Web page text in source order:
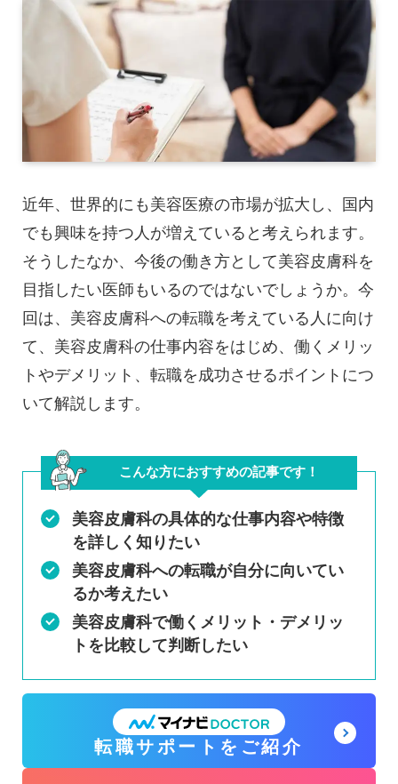
近年、世界的にも美容医療の市場が拡大し、国内
でも興味を持つ人が増えていると考えられます。
そうしたなか、今後の働き方として美容皮膚科を
目指したい医師もいるのではないでしょうか。今
回は、美容皮膚科への転職を考えている人に向け
て、美容皮膚科の仕事内容をはじめ、働くメリッ
トやデメリット、転職を成功させるポイントにつ
いて解説します。
こんな方におすすめの記事です！
美容皮膚科の具体的な仕事内容や特徴
を詳しく知りたい
美容皮膚科への転職が自分に向いてい
るか考えたい
美容皮膚科で働くメリット・デメリッ
トを比較して判断したい
転職サポートをご紹介
グ
ル